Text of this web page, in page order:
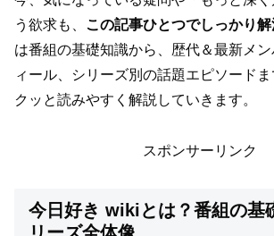
う欲求も、 この記事ひとつでしっかり
は番組の基礎知識から、歴代＆最新メ
ィール、シリーズ別の話題エピソード
クッと読みやすく解説していきます。
スポンサーリンク
今日好き wikiとは？番組の基